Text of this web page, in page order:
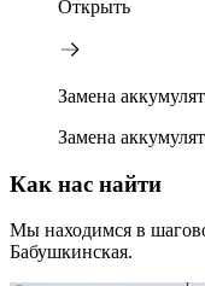
Открыть
Замена
Замена
Как нас найти
Мы находимся в
Бабушкинская.